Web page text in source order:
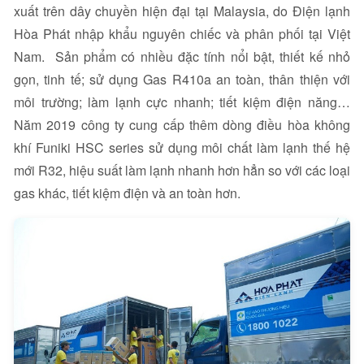
xuất trên dây chuyền hiện đại tại Malaysia, do Điện lạnh
Hòa Phát nhập khẩu nguyên chiếc và phân phối tại Việt
Nam. Sản phẩm có nhiều đặc tính nổi bật, thiết kế nhỏ
gọn, tinh tế; sử dụng Gas R410a an toàn, thân thiện với
môi trường; làm lạnh cực nhanh; tiết kiệm điện năng…
Năm 2019 công ty cung cấp thêm dòng điều hòa không
khí Funiki HSC series sử dụng môi chất làm lạnh thế hệ
mới R32, hiệu suất làm lạnh nhanh hơn hẳn so với các loại
gas khác, tiết kiệm điện và an toàn hơn.